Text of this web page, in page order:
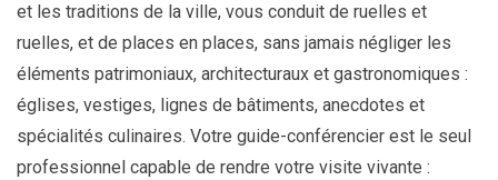
et les traditions de la ville, vous conduit de ruelles et
ruelles, et de places en places, sans jamais négliger les
éléments patrimoniaux, architecturaux et gastronomiques :
églises, vestiges, lignes de bâtiments, anecdotes et
spécialités culinaires. Votre guide-conférencier est le seul
professionnel capable de rendre votre visite vivante :